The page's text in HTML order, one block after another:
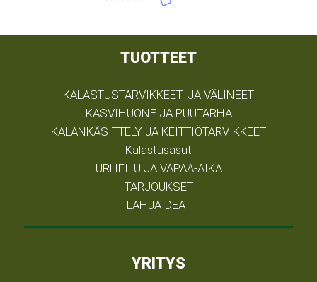
TUOTTEET
KALASTUSTARVIKKEET- JA VÄLINEET
KASVIHUONE JA PUUTARHA
KALANKÄSITTELY JA KEITTIÖTARVIKKEET
Kalastusasut
URHEILU JA VAPAA-AIKA
TARJOUKSET
LAHJAIDEAT
YRITYS